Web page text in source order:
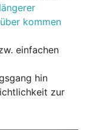
kommen
einfachen
hin
zur